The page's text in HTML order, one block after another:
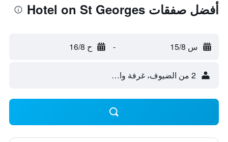
أفضل صفقات Hotel on St Georges
س 15/8 - ح 16/8
2 من الضيوف، غرفة واحدة